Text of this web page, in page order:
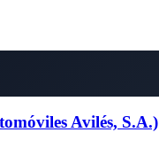
Avilés, S.A.)